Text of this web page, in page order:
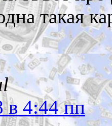
такая
в 4:44 пп